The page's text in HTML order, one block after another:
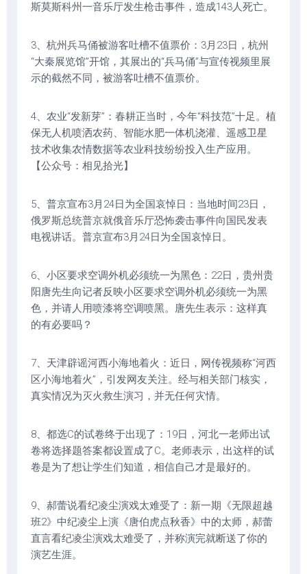
斯莫斯科州一音乐厅发生枪击事件，造成143人死亡。
3、杭州兵马俑被游客吐槽不值票价：3月23日，杭州
“大秦展览馆”开馆，其展出的“兵马俑”与宣传视频里展
示的截然不同，被游客吐槽不值票价。
4、农业“发新芽”：春耕正当时，今年“科技范”十足。植
保无人机喷洒农药、智能水肥一体机浇灌、遥感卫星
技术收集农情数据等农业科技纷纷投入生产应用。
【公众号：相见拾光】
5、普京宣布3月24日为全国哀悼日：当地时间23日，
俄罗斯总统普京就俄音乐厅恐怖袭击事件向国民发表
电视讲话。普京宣布3月24日为全国哀悼日。
6、小区要求空调外机必须统一为黑色：22日，贵州贵
阳唐先生向记者反映小区要求空调外机必须统一为黑
色，并请人用喷漆将空调喷黑。唐先生表示：这样真
的有必要吗？
7、天津辟谣河西小海地着火：近日，网传视频称“河西
区小海地着火”，引发网友关注。经与相关部门核实，
真实情况为灭火救生演习，并无任何灾情。
8、都选C的试卷终于出现了：19日，河北一老师出试
卷将选择题答案都设置成了C。老师表示，出这样的试
卷是为了想让学生们知道，相信自己才是最好的。
9、郝蕾说看纪凌尘演戏太难受了：新一期《无限超越
班2》中纪凌尘上演《唐伯虎点秋香》中的太师，郝蕾
直言看纪凌尘演戏太难受了，并称演完就断送了你的
演艺生涯。